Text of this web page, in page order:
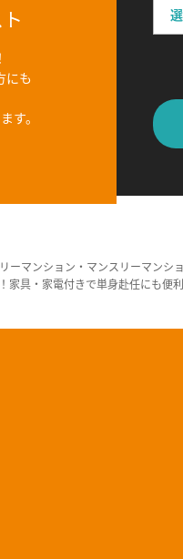
にも
す。
ーマンション・マンスリーマン
具・家電付きで単身赴任にも便利